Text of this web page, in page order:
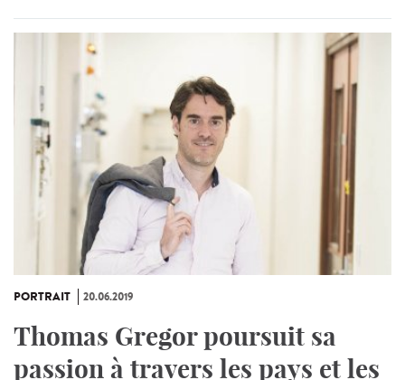
PORTRAIT 20.06.2019
Thomas Gregor poursuit sa
passion à travers les pays et les